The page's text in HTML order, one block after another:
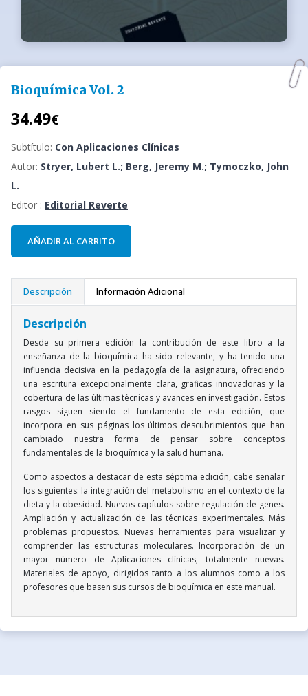
Bioquímica Vol. 2
34.49€
Subtítulo: Con Aplicaciones Clínicas
Autor: Stryer, Lubert L.; Berg, Jeremy M.; Tymoczko, John
L.
Editor : Editorial Reverte
AÑADIR AL CARRITO
Descripción Información Adicional
Descripción
Desde su primera edición la contribución de este libro a la
enseñanza de la bioquímica ha sido relevante, y ha tenido una
influencia decisiva en la pedagogía de la asignatura, ofreciendo
una escritura excepcionalmente clara, graficas innovadoras y la
cobertura de las últimas técnicas y avances en investigación. Estos
rasgos siguen siendo el fundamento de esta edición, que
incorpora en sus páginas los últimos descubrimientos que han
cambiado nuestra forma de pensar sobre conceptos
fundamentales de la bioquímica y la salud humana.
Como aspectos a destacar de esta séptima edición, cabe señalar
los siguientes: la integración del metabolismo en el contexto de la
dieta y la obesidad. Nuevos capítulos sobre regulación de genes.
Ampliación y actualización de las técnicas experimentales. Más
problemas propuestos. Nuevas herramientas para visualizar y
comprender las estructuras moleculares. Incorporación de un
mayor número de Aplicaciones clínicas, totalmente nuevas.
Materiales de apoyo, dirigidos tanto a los alumnos como a los
profesores que basen sus cursos de bioquímica en este manual.